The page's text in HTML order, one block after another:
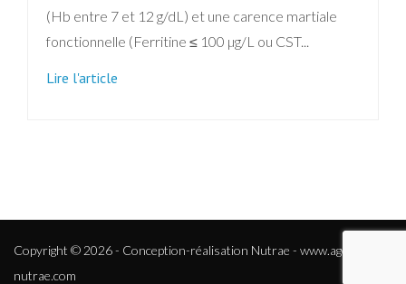
(Hb entre 7 et 12 g/dL) et une carence martiale
fonctionnelle (Ferritine ≤ 100 µg/L ou CST...
Lire l'article
Copyright © 2026 - Conception-réalisation Nutrae - www.agence-
nutrae.com